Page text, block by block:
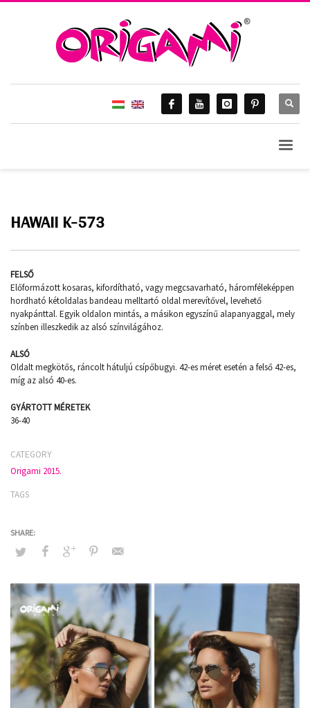
HAWAII K-573
FELSŐ
Előformázott kosaras, kifordítható, vagy megcsavarható, háromféleképpen
hordható kétoldalas bandeau melltartó oldal merevítővel, levehető
nyakpánttal. Egyik oldalon mintás, a másikon egyszínű alapanyaggal, mely
színben illeszkedik az alsó színvilágához.
ALSÓ
Oldalt megkötős, ráncolt hátuljú csípőbugyi. 42-es méret esetén a felső 42-es,
míg az alsó 40-es.
GYÁRTOTT MÉRETEK
36-40
CATEGORY
Origami 2015.
TAGS